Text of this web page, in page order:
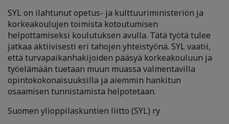
SYL on ilahtunut opetus- ja kulttuuriministeriön ja
korkeakoulujen toimista kotoutumisen
helpottamiseksi koulutuksen avulla. Tätä työtä tulee
jatkaa aktiivisesti eri tahojen yhteistyönä. SYL vaatii,
että turvapaikanhakijoiden pääsyä korkeakouluun ja
työelämään tuetaan muun muassa valmentavilla
opintokokonaisuuksilla ja aiemmin hankitun
osaamisen tunnistamista helpotetaan.
Suomen ylioppilaskuntien liitto (SYL) ry